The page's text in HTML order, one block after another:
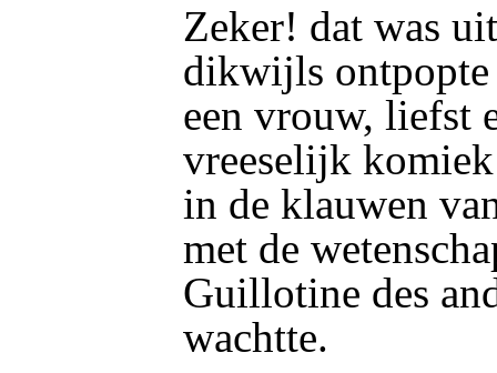
Zeker! dat was
dikwijls
een vrouw, liefst
vreeselijk
in de klauwen
met de
Guillotine des
wachtte.